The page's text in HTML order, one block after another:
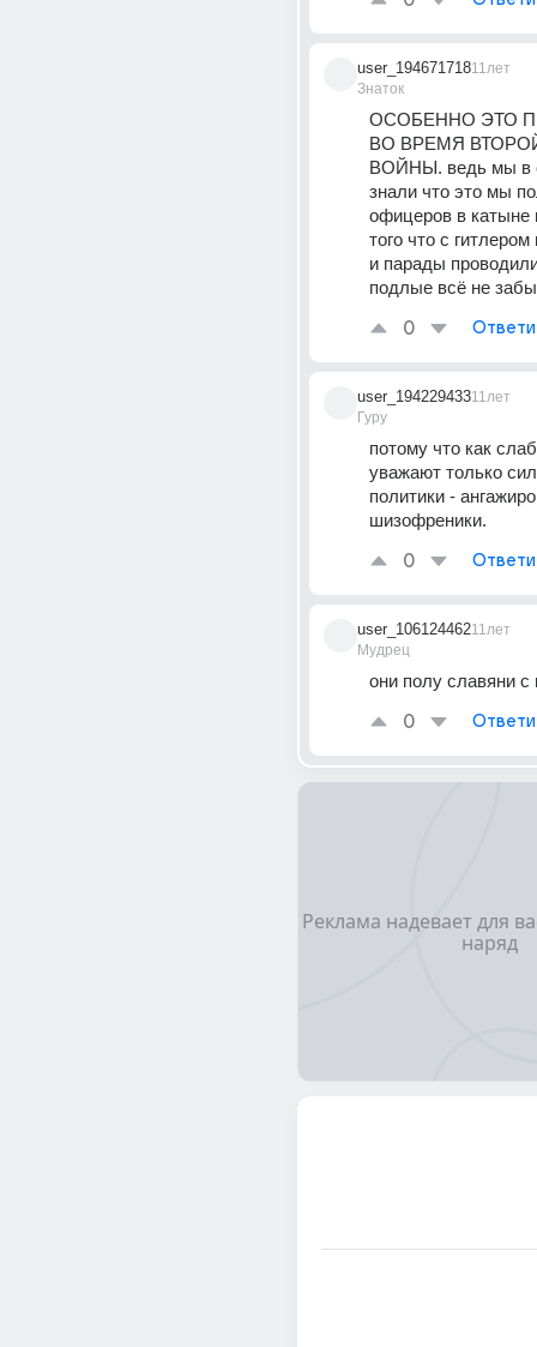
user_194671718
Знаток
11лет
ОСОБЕННО ЭТО
ВО ВРЕМЯ
ВОЙНЫ. ведь мы в
знали что это мы
офицеров в катыне
того что с
и парады
подлые всё не
0
user_194229433
Гуру
11лет
потому что как
уважают только
политики -
шизофреники.
0
user_106124462
Мудрец
11лет
они полу славяни с
0